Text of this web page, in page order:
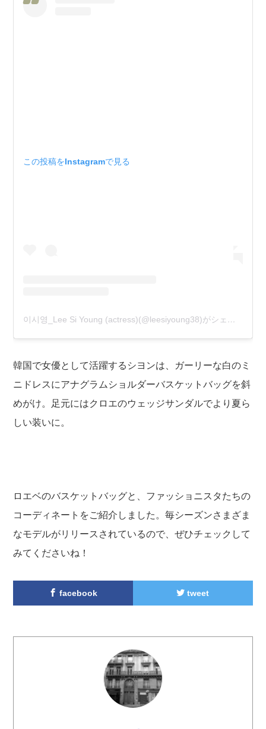
この投稿をInstagramで見る
이시영_Lee Si Young (actress)(@leesiyoung38)がシェアした投稿
韓国で女優として活躍するシヨンは、ガーリーな白のミ
ニドレスにアナグラムショルダーバスケットバッグを斜
めがけ。足元にはクロエのウェッジサンダルでより夏ら
しい装いに。
ロエベのバスケットバッグと、ファッショニスタたちの
コーディネートをご紹介しました。毎シーズンさまざま
なモデルがリリースされているので、ぜひチェックして
みてくださいね！
facebook tweet